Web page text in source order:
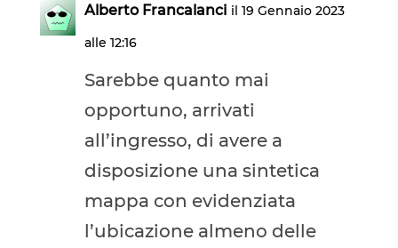
Alberto Francalanci il 19 Gennaio 2023
alle 12:16
Sarebbe quanto mai
opportuno, arrivati
all’ingresso, di avere a
disposizione una sintetica
mappa con evidenziata
l’ubicazione almeno delle